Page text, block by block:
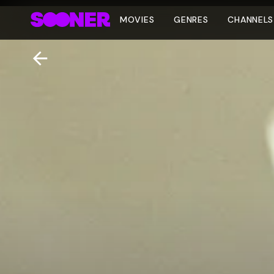
MOVIES GENRES CHANNELS